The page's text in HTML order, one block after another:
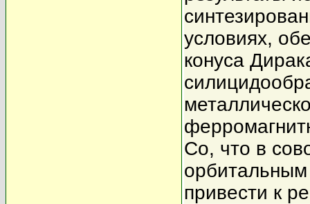
условиях,
конуса
Co, что в
привести к